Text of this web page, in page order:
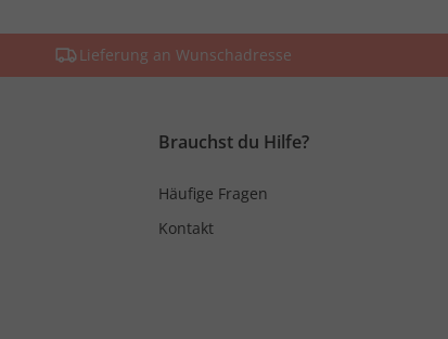
Lieferung an Wunschadresse
Brauchst du Hilfe?
Häufige Fragen
Kontakt